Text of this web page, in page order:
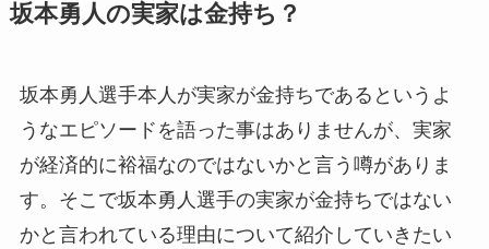
坂本勇人の実家は金持ち？
坂本勇人選手本人が実家が金持ちであるというよ
うなエピソードを語った事はありませんが、実家
が経済的に裕福なのではないかと言う噂がありま
す。そこで坂本勇人選手の実家が金持ちではない
かと言われている理由について紹介していきたい